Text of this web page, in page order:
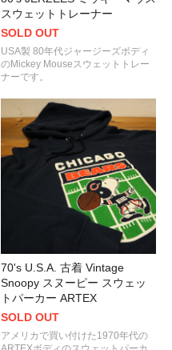
スウェットトレーナー
SOLD OUT
USA製 80年代ジャージーズボディ
のMickey Mouseスウェットトレー
ナーです。
70's U.S.A. 古着 Vintage
Snoopy スヌーピー スウェッ
トパーカー ARTEX
SOLD OUT
アメリカで買い付けた1970年代の